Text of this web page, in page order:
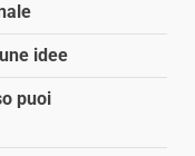
idee
puoi